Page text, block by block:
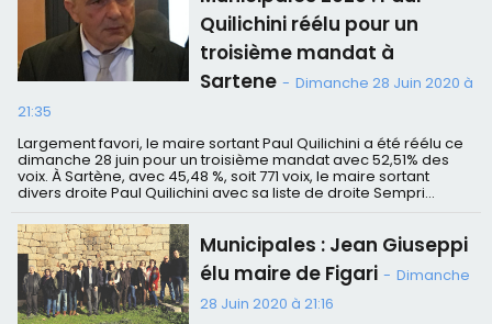
Quilichini réélu pour un
troisième mandat à
Sartene - Dimanche 28 Juin 2020 à
21:35
Largement favori, le maire sortant Paul Quilichini a été réélu ce
dimanche 28 juin pour un troisième mandat avec 52,51% des
voix. À Sartène, avec 45,48 %, soit 771 voix, le maire sortant
divers droite Paul Quilichini avec sa liste de droite Sempri...
Municipales : Jean Giuseppi
élu maire de Figari - Dimanche
28 Juin 2020 à 21:16